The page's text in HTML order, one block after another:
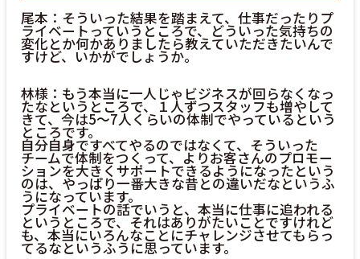
尾本：そういった結果を踏まえて、仕事だったりプ
ライベートっていうところで、どういった気持ちの
変化とか何かありましたら教えていただきたいんで
すけど、いかがでしょうか。
林様：もう本当に一人じゃビジネスが回らなくなっ
たなというところで、１人ずつスタッフも増やして
きて、今は5〜7人くらいの体制でやっているという
ところです。
自分自身ですべてやるのではなくて、そういった
チームで体制をつくって、よりお客さんのプロモー
ションを大きくサポートできるようになったという
のは、やっぱり一番大きな昔との違いだなというふ
うになっています。
プライベートの話でいうと、本当に仕事に追われる
というところで、それはありがたいことですけれど
も、本当にいろんなことにチャレンジさせてもらっ
てるなというふうに思っています。